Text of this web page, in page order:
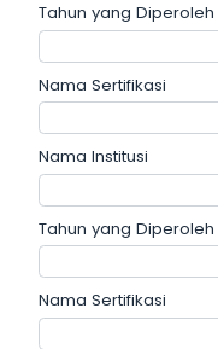
Tahun yang Diperoleh
Nama Sertifikasi
Nama Institusi
Tahun yang Diperoleh
Nama Sertifikasi